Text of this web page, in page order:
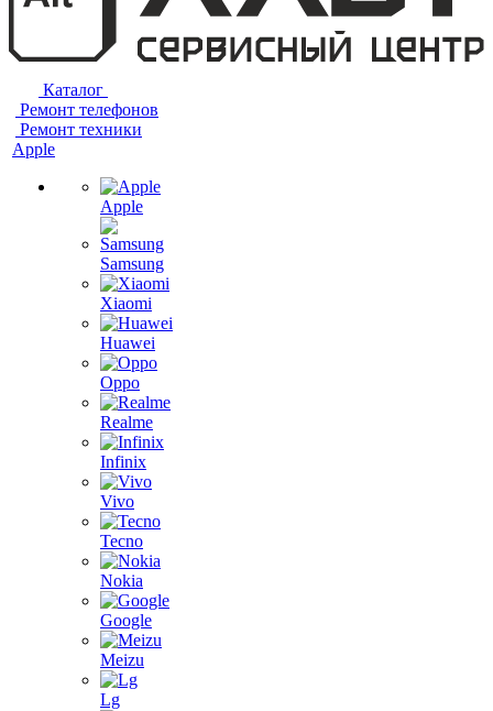
Каталог
Ремонт телефонов
Ремонт техники
Apple
Apple
Samsung
Xiaomi
Huawei
Oppo
Realme
Infinix
Vivo
Tecno
Nokia
Google
Meizu
Lg